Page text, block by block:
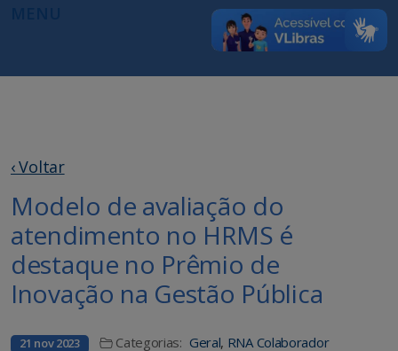
‹ Voltar
Modelo de avaliação do
atendimento no HRMS é
destaque no Prêmio de
Inovação na Gestão Pública
21 nov 2023 Categorias: Geral, RNA Colaborador